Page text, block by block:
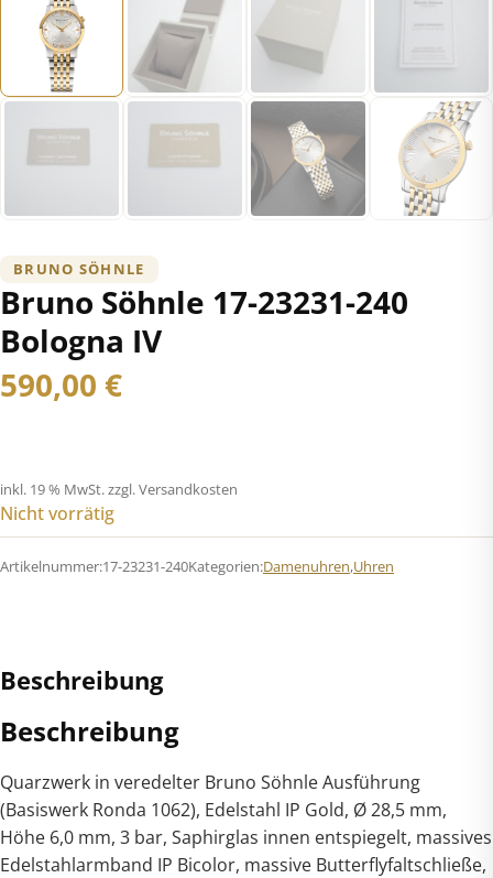
BRUNO SÖHNLE
Bruno Söhnle 17-23231-240
Bologna IV
590,00 €
inkl. 19 % MwSt.zzgl. Versandkosten
Nicht vorrätig
Artikelnummer:17-23231-240Kategorien:Damenuhren,Uhren
Beschreibung
Beschreibung
Quarzwerk in veredelter Bruno Söhnle Ausführung
(Basiswerk Ronda 1062), Edelstahl IP Gold, Ø 28,5 mm,
Höhe 6,0 mm, 3 bar, Saphirglas innen entspiegelt, massives
Edelstahlarmband IP Bicolor, massive Butterflyfaltschließe,